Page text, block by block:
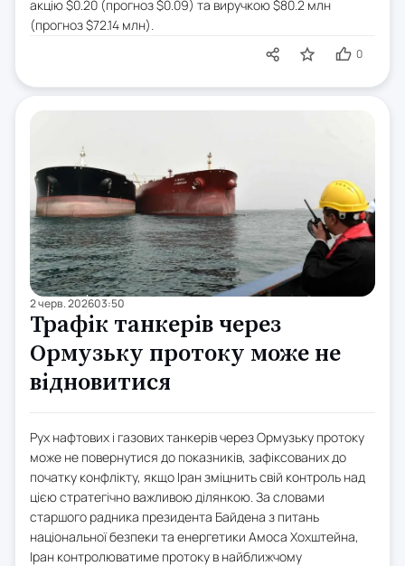
акцію $0.20 (прогноз $0.09) та виручкою $80.2 млн
(прогноз $72.14 млн).
0
2 черв. 202603:50
Трафік танкерів через
Ормузьку протоку може не
відновитися
Рух нафтових і газових танкерів через Ормузьку протоку
може не повернутися до показників, зафіксованих до
початку конфлікту, якщо Іран зміцнить свій контроль над
цією стратегічно важливою ділянкою. За словами
старшого радника президента Байдена з питань
національної безпеки та енергетики Амоса Хохштейна,
Іран контролюватиме протоку в найближчому